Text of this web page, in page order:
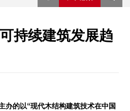
持续建筑发展趋
办的以“现代木结构建筑技术在中国